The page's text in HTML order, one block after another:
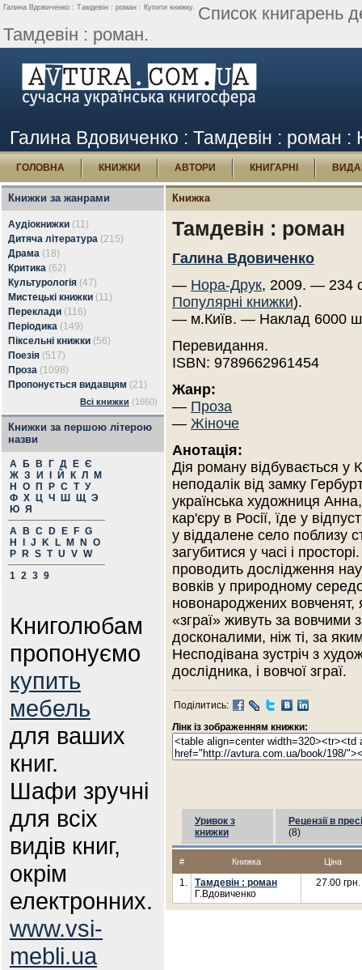
Галина Вдовиченко : Тамдевін : роман : Купити книжку. Список книгарень
Тамдевін : роман.
Галина Вдовиченко : Тамдевін : роман :
ГОЛОВНА КНИЖКИ АВТОРИ КНИГАРНІ
Книжки за жанрами
Аудіокнижки (11)
Дитяча література (215)
Драма (18)
Критика (62)
Культурологія (47)
Мистецькі книжки (11)
Переклади (116)
Періодика (149)
Піксельні книжки (56)
Поезія (517)
Проза (1098)
Пропонується видавцям (21)
Всі книжки (1660)
Книжки за першою літерою
назви
А Б В Г Д Е Є
Ж З И Й К Л
М
Н
О П Р С Т У
Ф Х Ц Ч Ш Щ Э
Ю Я
A
B C D E F G
H
J K L M N
O
P
R S T U V W
1 2 3 9
Книголюбам
пропонуємо
купить
мебель
для ваших
книг.
Шафи зручні
для всіх
видів книг,
окрім
електронних.
www.vsi-
mebli.ua
Книжка
Тамдевін : роман
Галина Вдовиченко
— Нора-Друк, 2009. — 234
Популярні книжки).
— м.Київ. — Наклад 6000
Перевидання.
ISBN: 9789662961454
Жанр:
— Проза
— Жіноче
Анотація:
Дія роману відбувається у
неподалік від замку
українська художниця
кар'єру в Росії, їде у
у віддалене село поблизу
загубитися у часі і
проводить дослідження
вовків у природному
новонароджених вовченят,
«зграї» живуть за вовчими
досконалими, ніж ті, за
Несподівана зустріч з
дослідника, і вовчої зграї.
Поділитись:
Лінк із зображенням книжки:
Уривок з
книжки
Рецензії в пресі
(8)
# Книжка Ціна
1.
Тамдевін : роман
Г.Вдовиченко
27.00 грн.